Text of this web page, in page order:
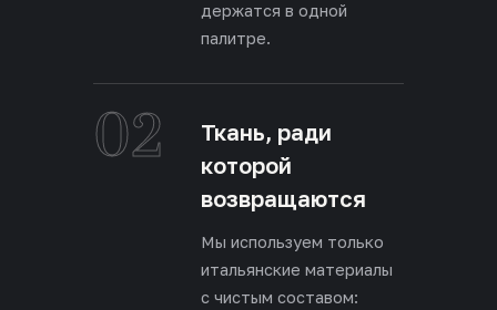
держатся в одной
палитре.
02
Ткань, ради
которой
возвращаются
Мы используем только
итальянские материалы
с чистым составом: